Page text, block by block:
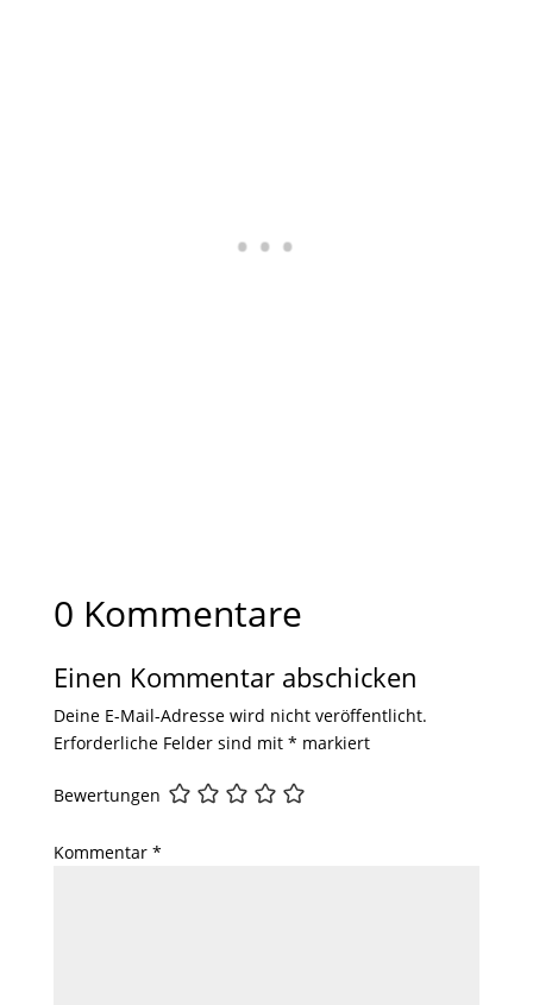
0 Kommentare
Einen Kommentar abschicken
Deine E-Mail-Adresse wird nicht veröffentlicht.
Erforderliche Felder sind mit * markiert
Bewertungen
Kommentar *